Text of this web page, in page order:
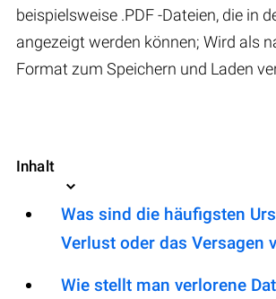
beispielsweise .PDF -Dateien, die in
angezeigt werden können; Wird als
Format zum Speichern und Laden
Inhalt
Was sind die häufigsten
Verlust oder das Versagen
Wie stellt man verlorene